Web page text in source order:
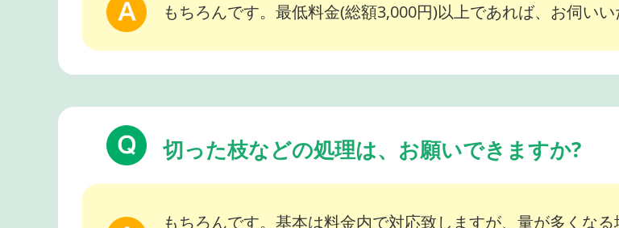
もちろんです。最低料金(総額3,000円)以上であれば、お伺いい
切った枝などの処理は、お願いできますか?
もちろんです。基本は料金内で対応致しますが、量が多くな